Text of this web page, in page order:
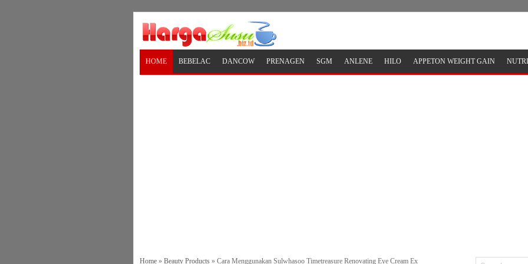
HOME BEBELAC DANCOW PRENAGEN SGM ANLENE HILO APPETON WEIGHT GAIN
Home » Beauty Products » Cara Menggunakan Sulwhasoo Timetreasure Renovating Eye Cream Ex